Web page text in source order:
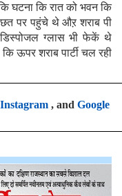
घटना कि रात को भवन कि
छत पर पहुंचे थे औऱ शराब पी
ग्लास भी फेकें थे
ऊपर शराब पार्टी चल रही
Instagram, and Google